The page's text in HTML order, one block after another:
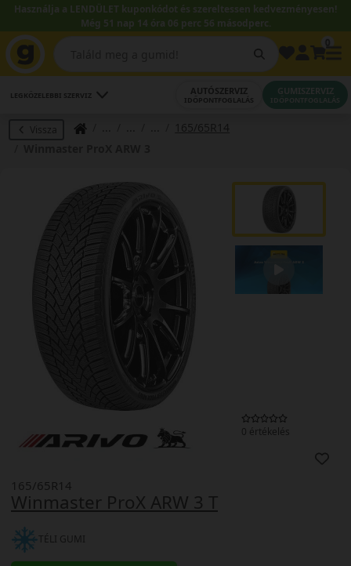
Használja a LENDÜLET kuponkódot és szereltessen kedvezményesen!
Még 51 nap 14 óra 06 perc 55 másodperc.
LEGKÖZELEBBI SZERVIZ AUTÓSZERVIZ
IDŐPONTFOGLALÁS
GUMISZERVIZ
IDŐPONTFOGLALÁS
Vissza
165/65R14
0 értékelés
Winmaster ProX ARW 3 T
165/65R14
TÉLI GUMI